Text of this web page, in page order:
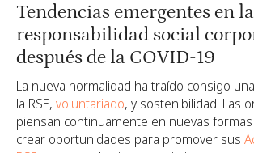
Tendencias emergentes en la
responsabilidad social
después de la COVID-19
La nueva normalidad ha traído consigo
la RSE, voluntariado, y sostenibilidad. Las
piensan continuamente en nuevas
crear oportunidades para promover sus